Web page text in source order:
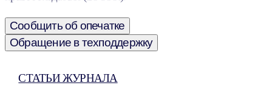
Сообщить об опечатке
Обращение в техподдержку
СТАТЬИ ЖУРНАЛА